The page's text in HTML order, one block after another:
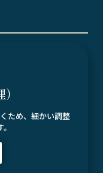
ため、細かい調整